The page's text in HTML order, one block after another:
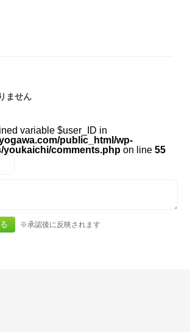
ません
variable $user_ID in
public_html/wp-
youkaichi/comments.php on line 55
※承認後に反映されます